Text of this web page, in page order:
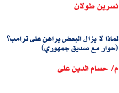
نسرين طولان
لماذا لا يزال البعض يراهن على ترامب؟
(حوار مع صديق جمهوري)
م/ حسام الدين على